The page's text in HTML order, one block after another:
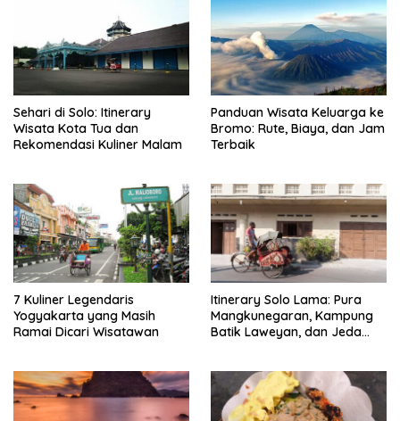
Sehari di Solo: Itinerary
Wisata Kota Tua dan
Rekomendasi Kuliner Malam
Panduan Wisata Keluarga ke
Bromo: Rute, Biaya, dan Jam
Terbaik
7 Kuliner Legendaris
Yogyakarta yang Masih
Ramai Dicari Wisatawan
Itinerary Solo Lama: Pura
Mangkunegaran, Kampung
Batik Laweyan, dan Jeda